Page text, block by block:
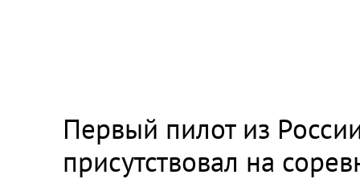
Первый пилот из
присутствовал на